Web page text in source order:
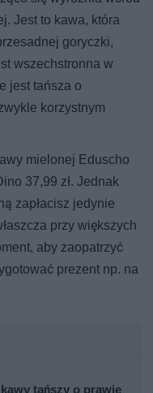
Jest to kawa, która
goryczki,
wszechstronna w
jest tańsza o
korzystnym
mielonej Eduscho
37,99 zł. Jednak
zapłacisz jedynie
przy większych
aby zaopatrzyć
prezent np. na
tańszy o prawie